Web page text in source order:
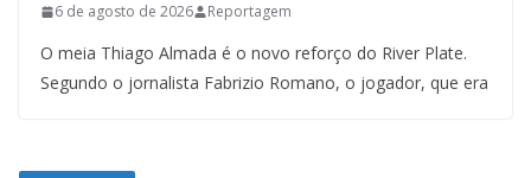
6 de agosto de 2026 Reportagem
O meia Thiago Almada é o novo reforço do River Plate.
Segundo o jornalista Fabrizio Romano, o jogador, que era